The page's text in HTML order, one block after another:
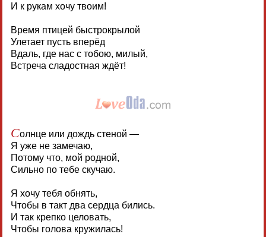
И к рукам хочу твоим!
Время птицей быстрокрылой
Улетает пусть вперёд
Вдаль, где нас с тобою, милый,
Встреча сладостная ждёт!
Солнце или дождь стеной —
Я уже не замечаю,
Потому что, мой родной,
Сильно по тебе скучаю.
Я хочу тебя обнять,
Чтобы в такт два сердца бились.
И так крепко целовать,
Чтобы голова кружилась!